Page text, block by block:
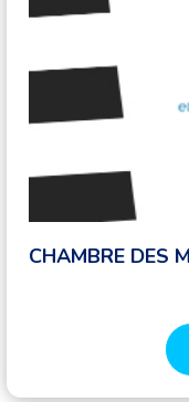
CHAMBRE DES